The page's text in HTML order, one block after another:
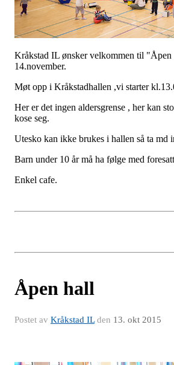
Kråkstad IL ønsker velkommen til
14.november.
Møt opp i Kråkstadhallen ,vi starter
Her er det ingen aldersgrense , her kan
kose seg.
Utesko kan ikke brukes i hallen så ta md
Barn under 10 år må ha følge med
Enkel cafe.
Åpen hall
Postet av Kråkstad ILden 13. okt 2015